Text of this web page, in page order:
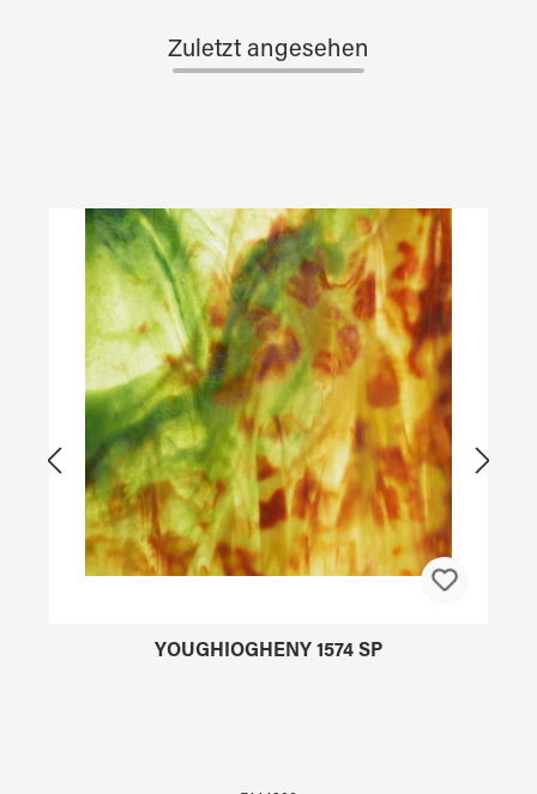
Zuletzt angesehen
Produktgalerie überspringen
YOUGHIOGHENY 1574 SP